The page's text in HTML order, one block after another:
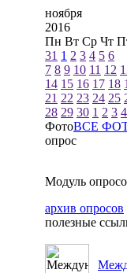
ноября
2016
Пн Вт Ср Чт
31 1 2 3 4 5 6
7 8 9 10 11 12
14 15 16 17 18
21 22 23 24 25
28 29 30 1 2 3 4
ФотоВСЕ
опрос
Модуль
архив опросов
полезные